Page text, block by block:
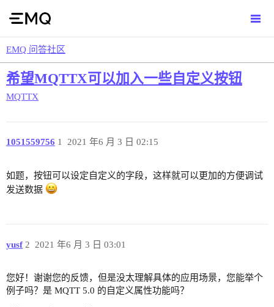
EMQ 问答社区
希望MQTTX可以加入一些自定义按钮
MQTTX
1051559756 2021 年6 月 3 日 02:15
1
如题，按钮可以设定自定义的字段，这样就可以更加的方便调试
发送数据
yusf 2021 年6 月 3 日 03:01
2
您好！谢谢您的反馈，但是没太理解具体的应用场景，您能举个
例子吗？是 MQTT 5.0 的自定义属性功能吗？